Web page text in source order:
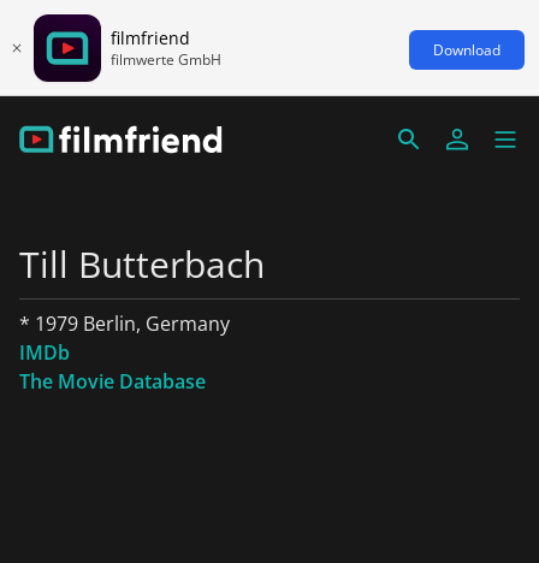
filmfriend
filmwerte GmbH Download
Till Butterbach
* 1979 Berlin, Germany
IMDb
The Movie Database